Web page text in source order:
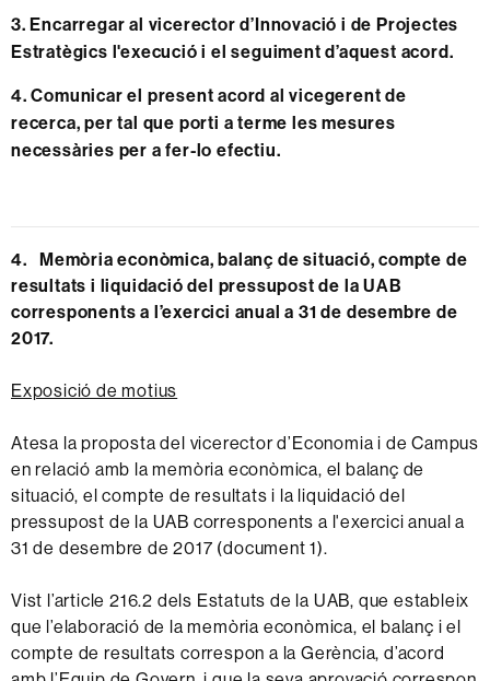
3. Encarregar al vicerector d’Innovació i de Projectes
Estratègics l'execució i el seguiment d’aquest acord.
4. Comunicar el present acord al vicegerent de
recerca, per tal que porti a terme les mesures
necessàries per a fer-lo efectiu.
4. Memòria econòmica, balanç de situació, compte de
resultats i liquidació del pressupost de la UAB
corresponents a l’exercici anual a 31 de desembre de
2017.
Exposició de motius
Atesa la proposta del vicerector d’Economia i de Campus
en relació amb la memòria econòmica, el balanç de
situació, el compte de resultats i la liquidació del
pressupost de la UAB corresponents a l'exercici anual a
31 de desembre de 2017 (document 1).
Vist l’article 216.2 dels Estatuts de la UAB, que estableix
que l’elaboració de la memòria econòmica, el balanç i el
compte de resultats correspon a la Gerència, d’acord